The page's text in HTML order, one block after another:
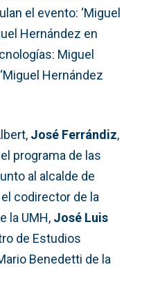
el evento: ‘Miguel
Hernández en
Miguel
Hernández
José Ferrándiz,
programa de las
al alcalde de
el codirector de la
la UMH, José Luis
de Estudios
Benedetti de la